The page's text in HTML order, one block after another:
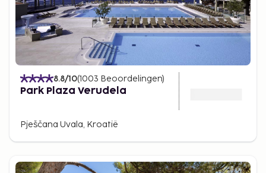
8.8/10(1003 Beoordelingen)
Park Plaza Verudela
Pješčana Uvala, Kroatië